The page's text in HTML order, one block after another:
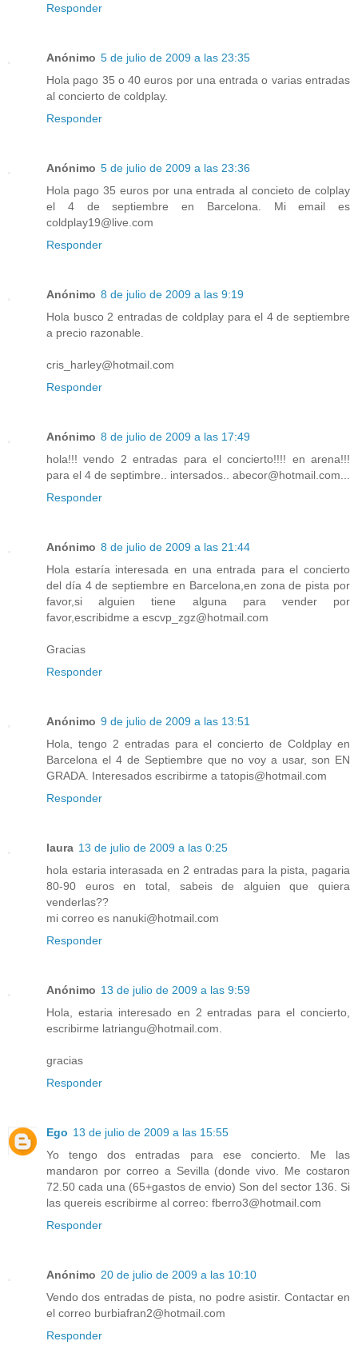
Responder
Anónimo 5 de julio de 2009 a las 23:35
Hola pago 35 o 40 euros por una entrada o varias entradas
al concierto de coldplay.
Responder
Anónimo 5 de julio de 2009 a las 23:36
Hola pago 35 euros por una entrada al concieto de colplay
el 4 de septiembre en Barcelona. Mi email es
coldplay19@live.com
Responder
Anónimo 8 de julio de 2009 a las 9:19
Hola busco 2 entradas de coldplay para el 4 de septiembre
a precio razonable.
cris_harley@hotmail.com
Responder
Anónimo 8 de julio de 2009 a las 17:49
hola!!! vendo 2 entradas para el concierto!!!! en arena!!!
para el 4 de septimbre.. intersados.. abecor@hotmail.com...
Responder
Anónimo 8 de julio de 2009 a las 21:44
Hola estaría interesada en una entrada para el concierto
del día 4 de septiembre en Barcelona,en zona de pista por
favor,si alguien tiene alguna para vender por
favor,escribidme a escvp_zgz@hotmail.com
Gracias
Responder
Anónimo 9 de julio de 2009 a las 13:51
Hola, tengo 2 entradas para el concierto de Coldplay en
Barcelona el 4 de Septiembre que no voy a usar, son EN
GRADA. Interesados escribirme a tatopis@hotmail.com
Responder
laura 13 de julio de 2009 a las 0:25
hola estaria interasada en 2 entradas para la pista, pagaria
80-90 euros en total, sabeis de alguien que quiera
venderlas??
mi correo es nanuki@hotmail.com
Responder
Anónimo 13 de julio de 2009 a las 9:59
Hola, estaria interesado en 2 entradas para el concierto,
escribirme latriangu@hotmail.com.
gracias
Responder
Ego 13 de julio de 2009 a las 15:55
Yo tengo dos entradas para ese concierto. Me las
mandaron por correo a Sevilla (donde vivo. Me costaron
72.50 cada una (65+gastos de envio) Son del sector 136. Si
las quereis escribirme al correo: fberro3@hotmail.com
Responder
Anónimo 20 de julio de 2009 a las 10:10
Vendo dos entradas de pista, no podre asistir. Contactar en
el correo burbiafran2@hotmail.com
Responder